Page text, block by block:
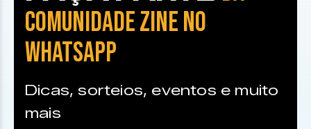
COMUNIDADE ZINE NO
WHATSAPP
Dicas, sorteios, eventos e muito
mais